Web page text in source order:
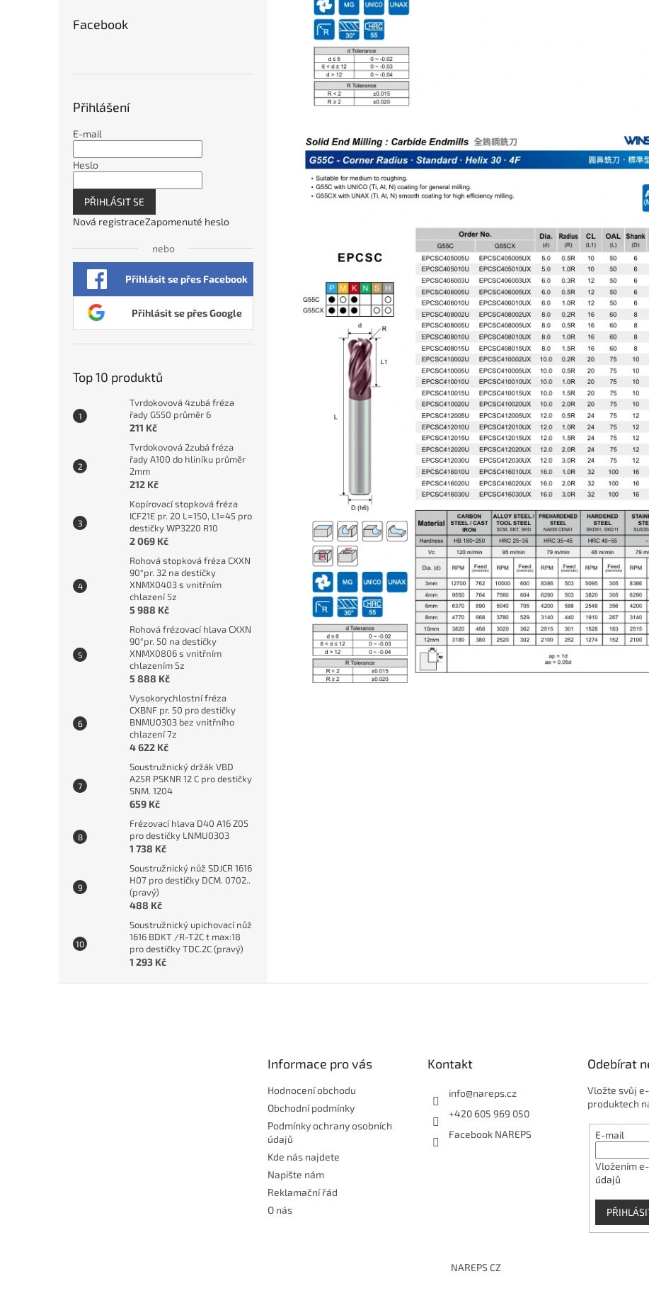
Facebook
Přihlášení
E-mail
Heslo
PŘIHLÁSIT SE
Nová registraceZapomenuté heslo
nebo
Přihlásit se přes Facebook
Přihlásit se přes Google
Top 10 produktů
Tvrdokovová 4zubá fréza
řady G550 průměr 6
211 Kč
Tvrdokovová 2zubá fréza
řady A100 do hliníku průměr
2mm
212 Kč
Kopírovací stopková fréza
ICF21E pr. 20 L=150, L1=45 pro
destičky WP3220 R10
2 069 Kč
Rohová stopková fréza CXXN
90°pr. 32 na destičky
XNMX0403 s vnitřním
chlazení 5z
5 988 Kč
Rohová frézovací hlava CXXN
90°pr. 50 na destičky
XNMX0806 s vnitřním
chlazením 5z
5 888 Kč
Vysokorychlostní fréza
CXBNF pr. 50 pro destičky
BNMU0303 bez vnitřního
chlazení 7z
4 622 Kč
Soustružnický držák VBD
A25R PSKNR 12 C pro destičky
SNM. 1204
659 Kč
Frézovací hlava D40 A16 Z05
pro destičky LNMU0303
1 738 Kč
Soustružnický nůž SDJCR 1616
H07 pro destičky DCM. 0702..
(pravý)
488 Kč
Soustružnický upichovací nůž
1616 BDKT /R-T2C t max:18
pro destičky TDC.2C (pravý)
1 293 Kč
Informace pro vás
Hodnocení obchodu
Obchodní podmínky
Podmínky ochrany osobních
údajů
Kde nás najdete
Napište nám
Reklamační řád
O nás
Kontakt
info@nareps.cz
+420 605 969 050
Facebook NAREPS
Odebírat
Vložte svůj
produktech
E-mail
Vložením
údajů
NAREPS CZ